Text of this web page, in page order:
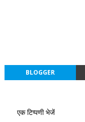
BLOGGER
एक टिप्पणी भेजें